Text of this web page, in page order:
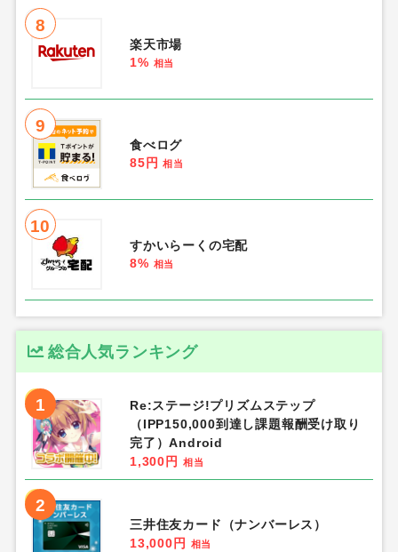
8
楽天市場
1% 相当
9
食べログ
85円
相当
10
すかいらーくの宅配
8% 相当
総合人気ランキング
1
Re:ステージ!プリズムステップ
（IPP150,000到達し課題報酬受け取り
完了）Android
1,300円
相当
2
三井住友カード（ナンバーレス）
13,000円
相当